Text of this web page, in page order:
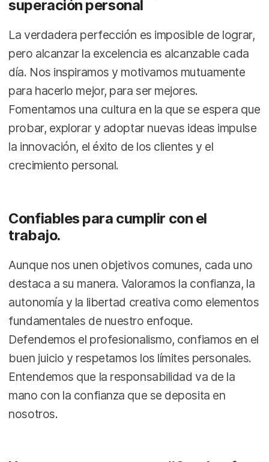
superación personal
La verdadera perfección es imposible de lograr,
pero alcanzar la excelencia es alcanzable cada
día. Nos inspiramos y motivamos mutuamente
para hacerlo mejor, para ser mejores.
Fomentamos una cultura en la que se espera que
probar, explorar y adoptar nuevas ideas impulse
la innovación, el éxito de los clientes y el
crecimiento personal.
Confiables para cumplir con el
trabajo.
Aunque nos unen objetivos comunes, cada uno
destaca a su manera. Valoramos la confianza, la
autonomía y la libertad creativa como elementos
fundamentales de nuestro enfoque.
Defendemos el profesionalismo, confiamos en el
buen juicio y respetamos los límites personales.
Entendemos que la responsabilidad va de la
mano con la confianza que se deposita en
nosotros.